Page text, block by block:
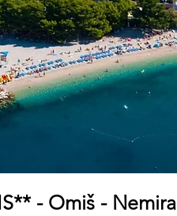
- Omiš - Nemira